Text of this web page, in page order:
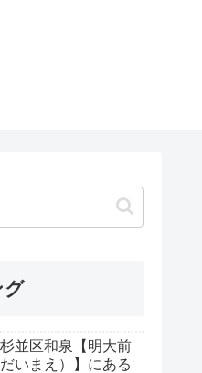
グ
並区和泉【明大前
だいまえ）】にある